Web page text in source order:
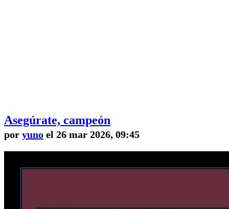
Asegúrate, campeón
por yuno el 26 mar 2026, 09:45